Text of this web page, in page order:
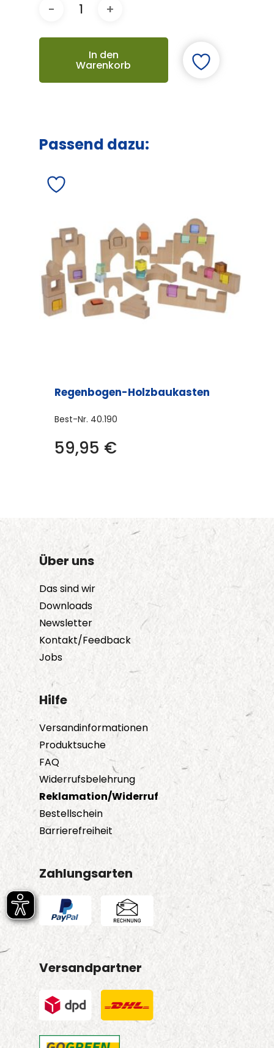
In den
Warenkorb
Passend dazu:
Regenbogen-Holzbaukasten
Best-Nr. 40.190
59,95 €
Über uns
Das sind wir
Downloads
Newsletter
Kontakt/Feedback
Jobs
Hilfe
Versandinformationen
Produktsuche
FAQ
Widerrufsbelehrung
Reklamation/Widerruf
Bestellschein
Barrierefreiheit
Zahlungsarten
Versandpartner